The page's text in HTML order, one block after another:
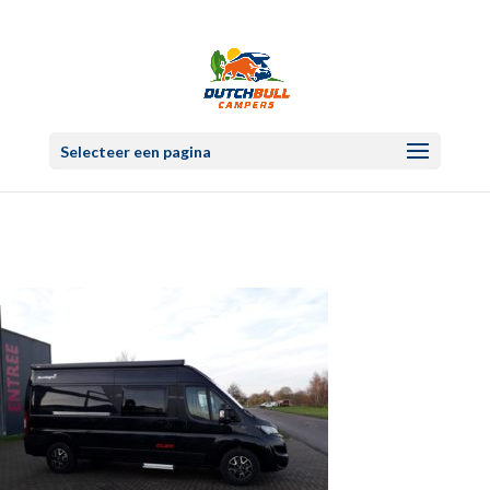
Selecteer een pagina